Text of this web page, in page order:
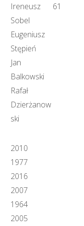
Ireneusz
Sobel
Eugeniusz
Stępień
Jan
Balkowski
Rafał
Dzierżanow
ski
61
2010
1977
2016
2007
1964
2005